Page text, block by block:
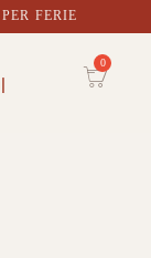
FERIE